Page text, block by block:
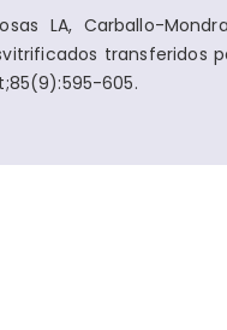
LA, Carballo-
transferidos
605.